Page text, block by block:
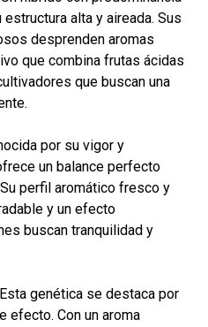
alta y aireada. Sus
desprenden aromas
que combina frutas ácidas
que buscan una
por su vigor y
un balance perfecto
perfil aromático fresco y
y un efecto
buscan tranquilidad y
genética se destaca por
efecto. Con un aroma